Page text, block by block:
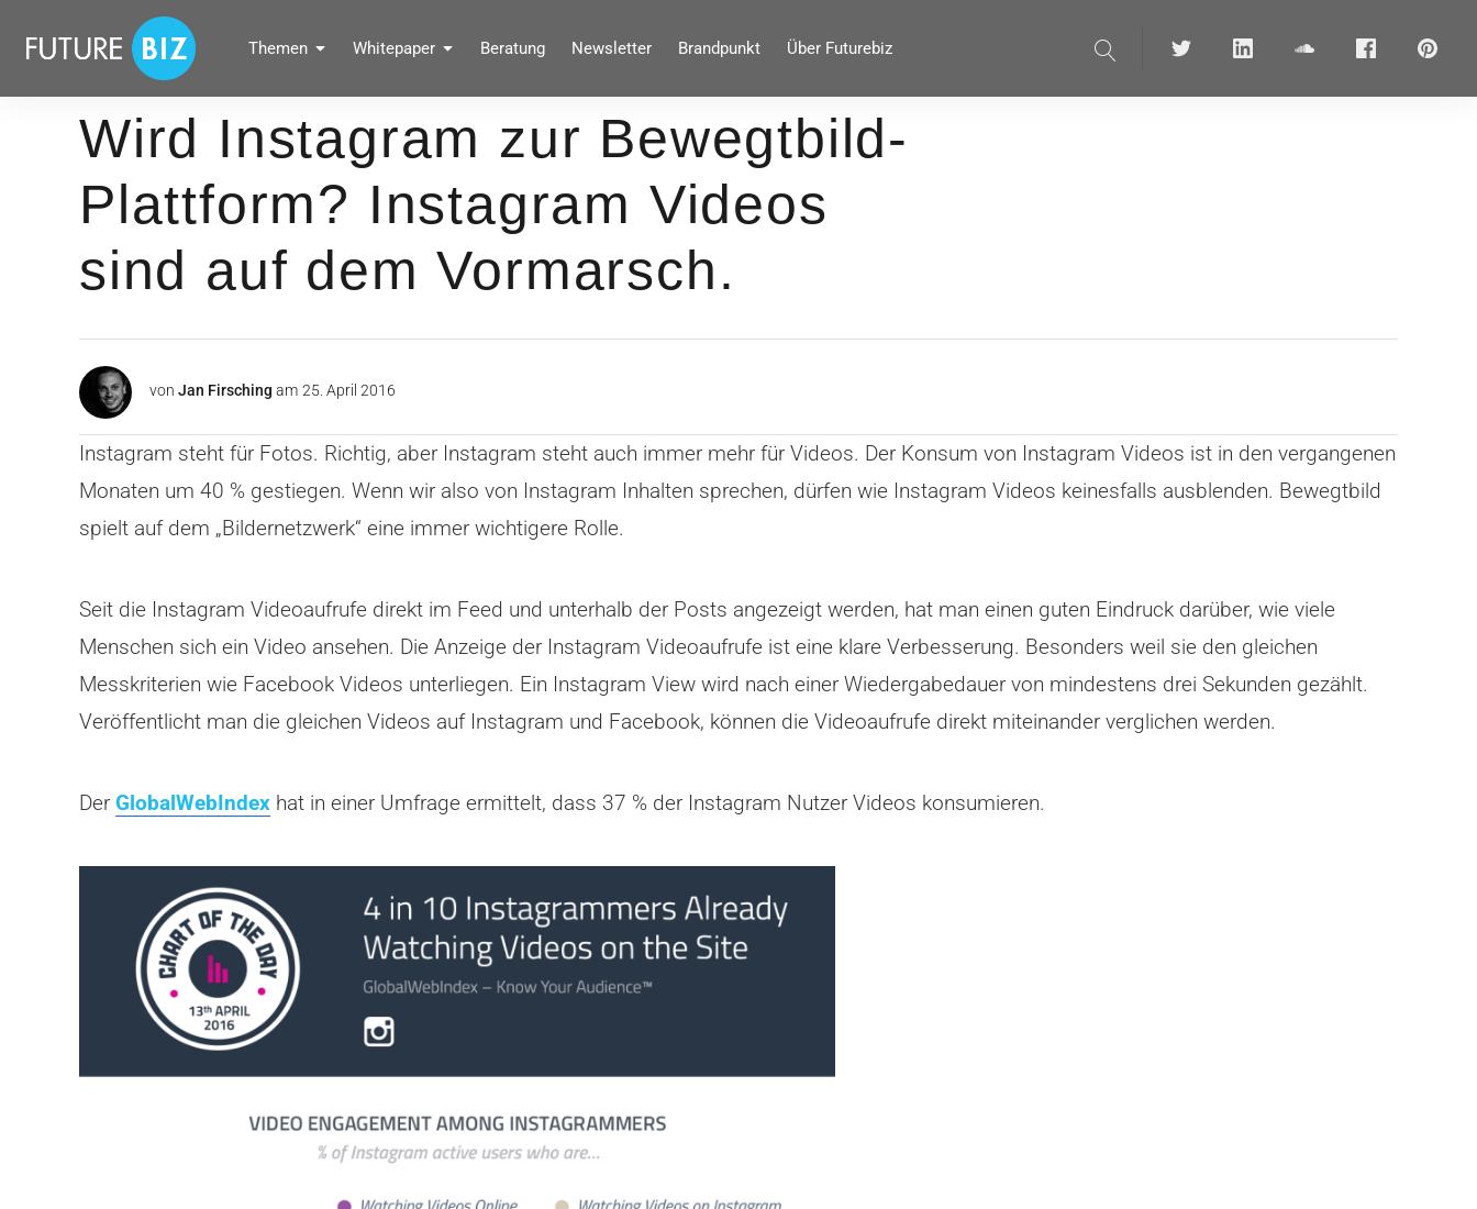
überspringen
FUTUREBIZ
Social Media Marketing Blog für Unternehmen by BRANDPUNKT
Themen Whitepaper Beratung Newsletter Brandpunkt Über Futurebiz
Suche Twitter linkedin soundcloudFacebook
Wird Instagram zur Bewegtbild-
Plattform? Instagram Videos
sind auf dem Vormarsch.
von Jan Firsching am 25. April 2016
Instagram steht für Fotos. Richtig, aber Instagram steht auch immer mehr für Videos. Der Konsum von Instagram Videos ist in den vergangenen
Monaten um 40 % gestiegen. Wenn wir also von Instagram Inhalten sprechen, dürfen wie Instagram Videos keinesfalls ausblenden. Bewegtbild
spielt auf dem „Bildernetzwerk“ eine immer wichtigere Rolle.
Seit die Instagram Videoaufrufe direkt im Feed und unterhalb der Posts angezeigt werden, hat man einen guten Eindruck darüber, wie viele
Menschen sich ein Video ansehen. Die Anzeige der Instagram Videoaufrufe ist eine klare Verbesserung. Besonders weil sie den gleichen
Messkriterien wie Facebook Videos unterliegen. Ein Instagram View wird nach einer Wiedergabedauer von mindestens drei Sekunden gezählt.
Veröffentlicht man die gleichen Videos auf Instagram und Facebook, können die Videoaufrufe direkt miteinander verglichen werden.
Der GlobalWebIndex hat in einer Umfrage ermittelt, dass 37 % der Instagram Nutzer Videos konsumieren.